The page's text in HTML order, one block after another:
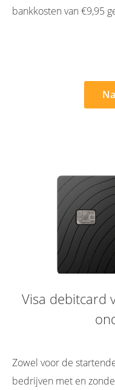
bankkosten van €9,95
Visa debitcard
Zowel voor de
bedrijven met en